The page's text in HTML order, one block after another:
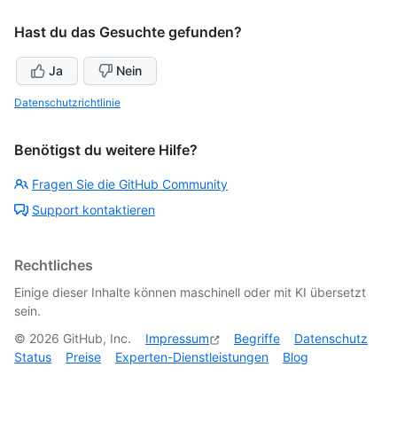
Hast du das Gesuchte gefunden?
Ja Nein
Datenschutzrichtlinie
Benötigst du weitere Hilfe?
Fragen Sie die GitHub Community
Support kontaktieren
Rechtliches
Einige dieser Inhalte können maschinell oder mit KI übersetzt
sein.
© 2026 GitHub, Inc. Impressum Begriffe
Datenschutz
Status
Preise Experten-Dienstleistungen Blog